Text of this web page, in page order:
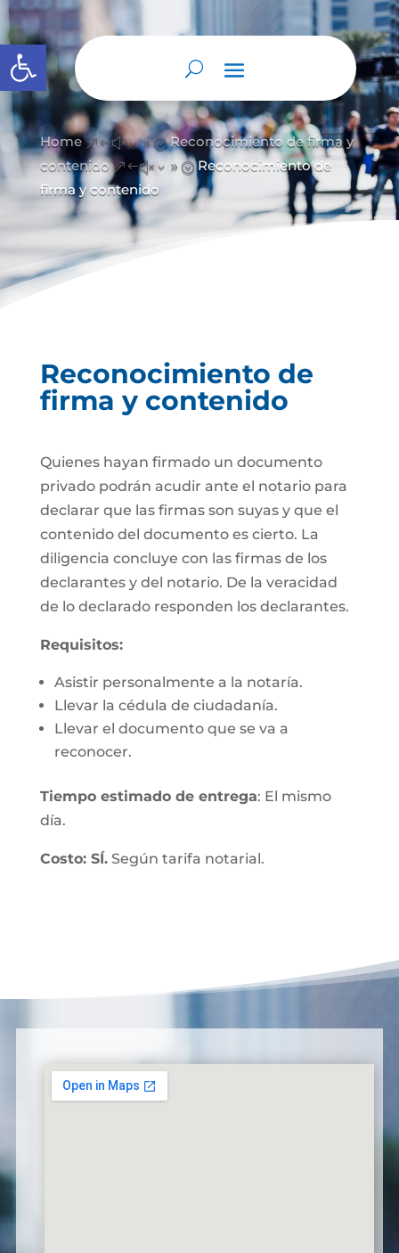
Open toolbar
Home &#x39; Reconocimiento de firma y
contenido &#x39; Reconocimiento de
firma y contenido
Reconocimiento de
firma y contenido
Quienes hayan firmado un documento
privado podrán acudir ante el notario para
declarar que las firmas son suyas y que el
contenido del documento es cierto. La
diligencia concluye con las firmas de los
declarantes y del notario. De la veracidad
de lo declarado responden los declarantes.
Requisitos:
Asistir personalmente a la notaría.
Llevar la cédula de ciudadanía.
Llevar el documento que se va a
reconocer.
Tiempo estimado de entrega: El mismo
día.
Costo: SÍ.Según tarifa notarial.